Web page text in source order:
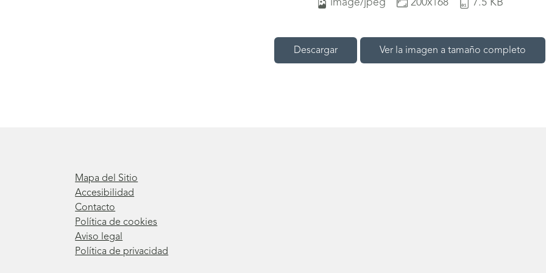
image/jpeg 200x168 7.5 KB
Descargar Ver la imagen a tamaño completo
Mapa del Sitio
Accesibilidad
Contacto
Política de cookies
Aviso legal
Política de privacidad